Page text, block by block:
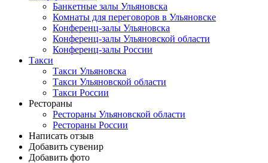
Банкетные залы Ульяновска
Комнаты для переговоров в Ульяновске
Конференц-залы Ульяновска
Конференц-залы Ульяновской области
Конференц-залы России
Такси
Такси Ульяновска
Такси Ульяновской области
Такси России
Рестораны
Рестораны Ульяновской области
Рестораны России
Написать отзыв
Добавить сувенир
Добавить фото